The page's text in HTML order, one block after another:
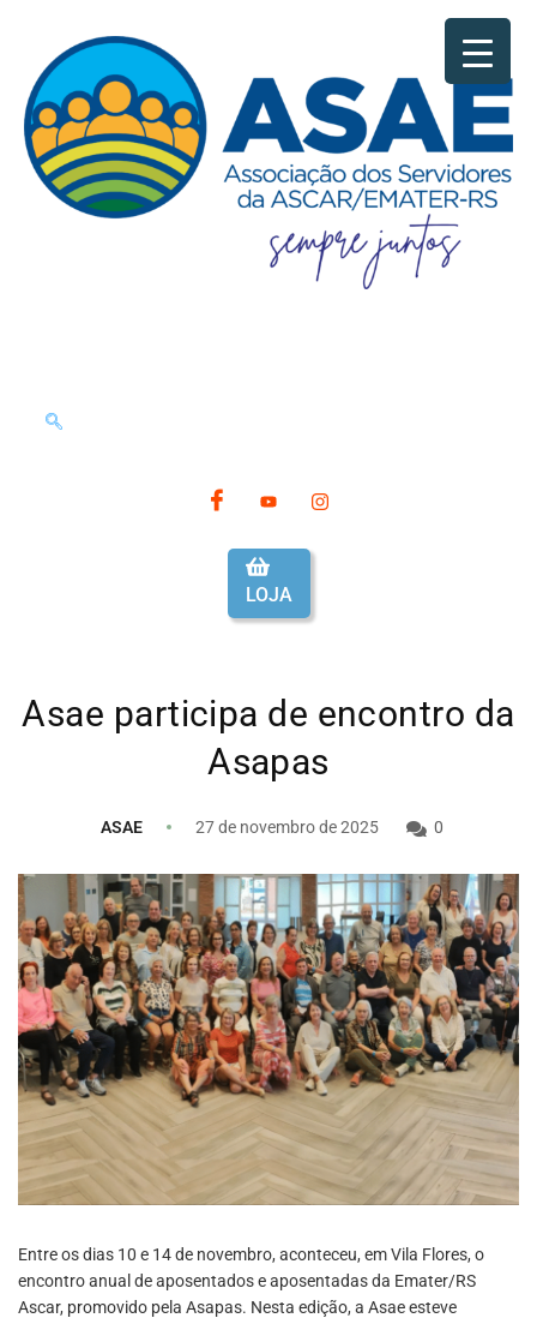
LOJA
Asae participa de encontro da
Asapas
ASAE 27 de novembro de 2025 0
Entre os dias 10 e 14 de novembro, aconteceu, em Vila Flores, o
encontro anual de aposentados e aposentadas da Emater/RS
Ascar, promovido pela Asapas. Nesta edição, a Asae esteve